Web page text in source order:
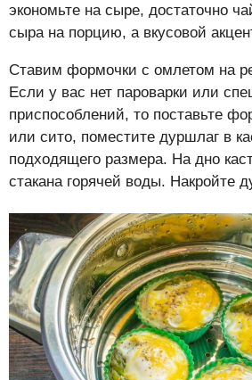
экономьте на сыре, достаточно
сыра на порцию, а вкусовой
Ставим формочки с омлетом на
Если у вас нет пароварки или
приспособлений, то поставьте
или сито, поместите дуршлаг в
подходящего размера. На дно
стакана горячей воды. Накройте